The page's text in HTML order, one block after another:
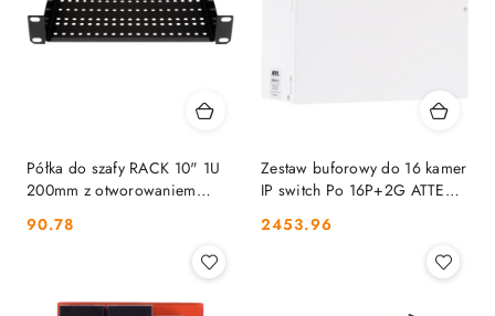
Półka do szafy RACK 10" 1U
200mm z otworowaniem
Cena:
90.78
Zestaw buforowy do 16 kamer
IP switch Po 16P+2G ATTE
Cena:
2453.96